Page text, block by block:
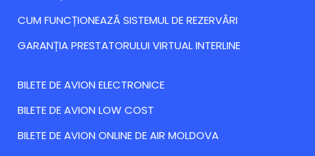
CUM FUNCȚIONEAZĂ SISTEMUL DE REZERVĂRI
GARANȚIA PRESTATORULUI VIRTUAL INTERLINE
BILETE DE AVION ELECTRONICE
BILETE DE AVION LOW COST
BILETE DE AVION ONLINE DE AIR MOLDOVA